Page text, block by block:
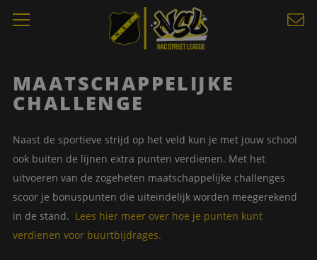
MAATSCHAPPELIJKE
CHALLENGE
Naast de sportieve strijd op het veld kun je met jouw school
ook buiten de lijnen extra punten verdienen. Met het
uitvoeren van de zogeheten maatschappelijke challenges
scoor je bonuspunten die uiteindelijk worden meegerekend
in de stand. Lees hier meer over hoe je punten kunt
verdienen voor buurtbijdrages.